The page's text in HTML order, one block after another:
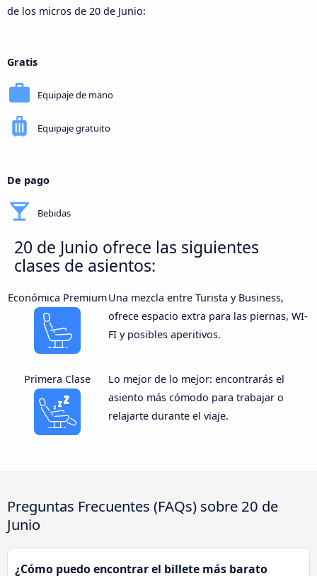
de los micros de 20 de Junio:
Gratis
Equipaje de mano
Equipaje gratuito
De pago
Bebidas
20 de Junio ofrece las siguientes
clases de asientos:
Económica PremiumUna mezcla entre Turista y Business,
ofrece espacio extra para las piernas, WI-
FI y posibles aperitivos.
Primera Clase
Lo mejor de lo mejor: encontrarás el
asiento más cómodo para trabajar o
relajarte durante el viaje.
Preguntas Frecuentes (FAQs) sobre 20 de
Junio
¿Cómo puedo encontrar el billete más barato